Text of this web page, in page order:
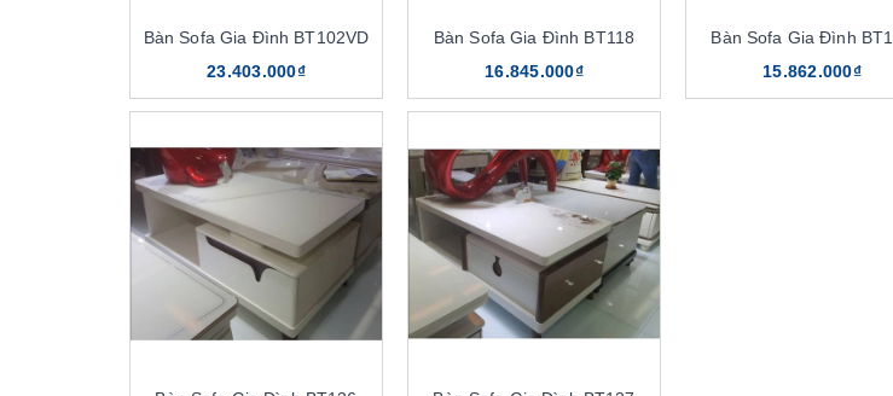
Bàn Sofa Gia Đình BT102VD
23.403.000₫
Bàn Sofa Gia Đình BT118
16.845.000₫
Bàn Sofa Gia Đình
15.862.000₫